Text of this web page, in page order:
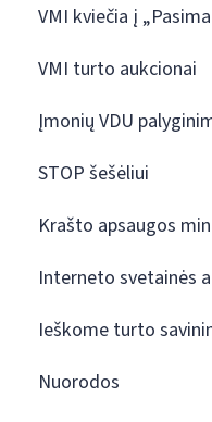
VMI kviečia į
VMI turto aukcionai
Įmonių VDU
STOP šešėliui
Krašto apsaugos
Interneto svetainės
Ieškome turto
Nuorodos